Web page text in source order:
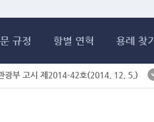
규정 항별 연혁 용례 찾기
광부 고시 제2014-42호(2014. 12. 5.)